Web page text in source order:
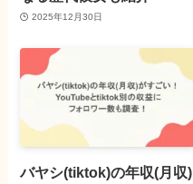
2025年12月30日
バヤシ(tiktok)の年収(月収)